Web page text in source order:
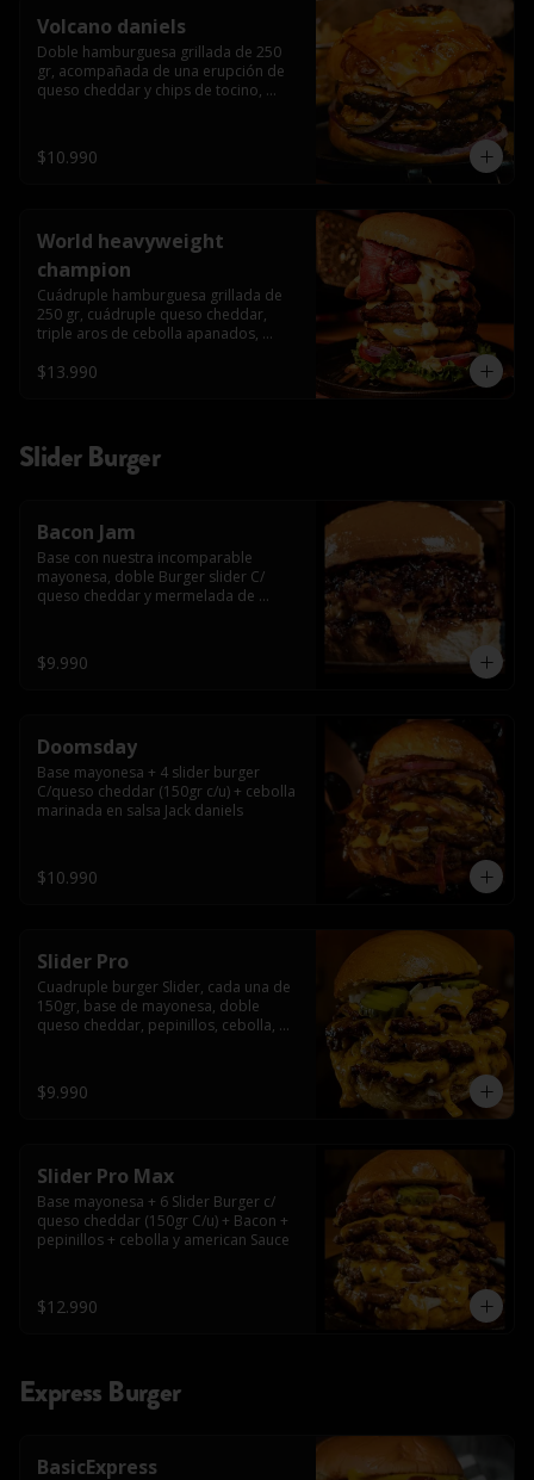
Volcano daniels
Doble hamburguesa grillada de 250
gr, acompañada de una erupción de
queso cheddar y chips de tocino,
americanos todo esto bañado en la
mejor salsa jack daniels al mas puro
$10.990
World heavyweight
champion
Cuádruple hamburguesa grillada de
250 gr, cuádruple queso cheddar,
triple aros de cebolla apanados,
morada, pepinillo, chedar sause y los
$13.990
Slider Burger
Bacon Jam
Base con nuestra incomparable
mayonesa, doble Burger slider C/
queso cheddar y mermelada de
$9.990
Doomsday
Base mayonesa + 4 slider burger
C/queso cheddar (150gr c/u) + cebolla
marinada en salsa Jack daniels
$10.990
Slider Pro
Cuadruple burger Slider, cada una de
150gr, base de mayonesa, doble
queso cheddar, pepinillos, cebolla,
$9.990
Slider Pro Max
Base mayonesa + 6 Slider Burger c/
queso cheddar (150gr C/u) + Bacon +
pepinillos + cebolla y american Sauce
$12.990
Express Burger
BasicExpress